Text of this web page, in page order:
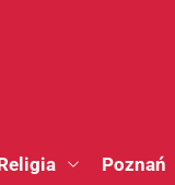
Poznań